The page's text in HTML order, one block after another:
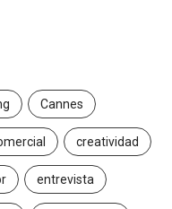
Cannes
creatividad
entrevista